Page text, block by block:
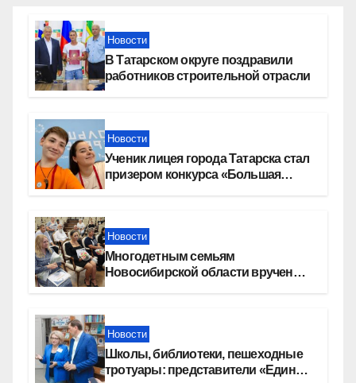
Новости
В Татарском округе поздравили
работников строительной отрасли
Новости
Ученик лицея города Татарска стал
призером конкурса «Большая
Новости
Многодетным семьям
Новосибирской области вручены
Новости
Школы, библиотеки, пешеходные
тротуары: представители «Единой